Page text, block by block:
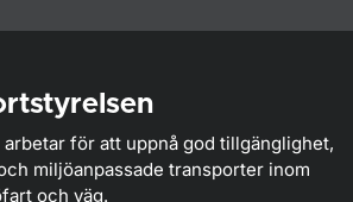
för att uppnå god tillgänglighet,
miljöanpassade transporter inom
och väg.